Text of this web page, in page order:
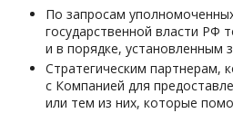
По запросам
государственной власти РФ
и в порядке, установленным
Стратегическим партнерам,
с Компанией для
или тем из них, которые